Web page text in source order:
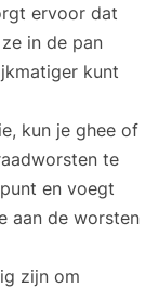
ervoor dat
in de pan
kunt
kun je ghee of
te
en voegt
aan de worsten
zijn om